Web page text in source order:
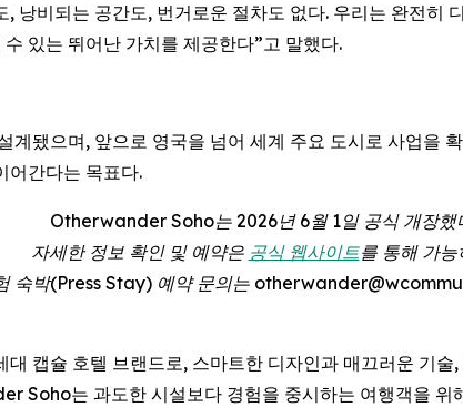
낭비되는 공간도, 번거로운 절차도 없다. 우리는 완전히
있는 뛰어난 가치를 제공한다”고 말했다.
됐으며, 앞으로 영국을 넘어 세계 주요 도시로 사업을
어간다는 목표다.
Otherwander Soho는 2026년 6월 1일 공식 개장했
자세한 정보 확인 및 예약은 공식 웹사이트를 통해 가능
숙박(Press Stay) 예약 문의는
캡슐 호텔 브랜드로, 스마트한 디자인과 매끄러운 기술
Soho는 과도한 시설보다 경험을 중시하는 여행객을 위